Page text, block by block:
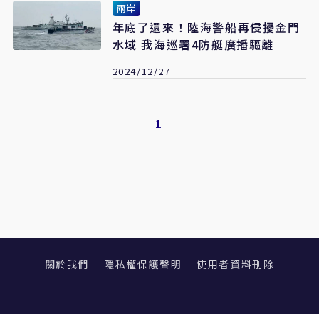
兩岸
年底了還來！陸海警船再侵擾金門
水域 我海巡署4防艇廣播驅離
2024/12/27
1
關於我們 隱私權保護聲明 使用者資料刪除